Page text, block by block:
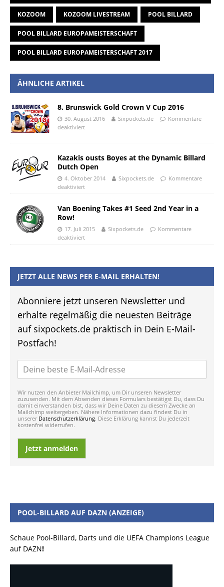
KOZOOM KOZOOM LIVESTREAM POOL BILLARD
POOL BILLARD EUROPAMEISTERSCHAFT
POOL BILLARD EUROPAMEISTERSCHAFT 2017
ÄHNLICHE ARTIKEL
8. Brunswick Gold Crown V Cup 2016
30. August 2016 Sixpockets.de
Kommentare
deaktiviert
Kazakis ousts Boyes at the Dynamic Billard
Dutch Open
4. Oktober 2014 Sixpockets.de
Kommentare
deaktiviert
Van Boening Takes #1 Seed 2nd Year in a
Row!
17. Juli 2015 Sixpockets.de
Kommentare
deaktiviert
JETZT ALLE NEWS PER E-MAIL ERHALTEN!
Abonniere jetzt unseren Newsletter und
erhalte regelmäßig die neuesten Beiträge
auf sixpockets.de praktisch in Dein E-Mail-
Postfach!
Wir nutzen den Anbieter Mailchimp, um Dir unseren Newsletter
zuzusenden. Mit dem Absenden dieses Formulars bestätigst Du, dass Du
damit einverstanden bist, dass wir Deine Daten zu diesem Zwecke an
Mailchimp weitergeben. Nähere Informationen dazu findest Du in
unserer Datenschutzerklärung. Diese Erklärung kannst Du jederzeit
kostenfrei widerrufen.
Jetzt anmelden
POOL-BILLARD AUF DAZN (ANZEIGE)
Schaue Pool-Billard, Darts und die UEFA Champions League
auf DAZN!